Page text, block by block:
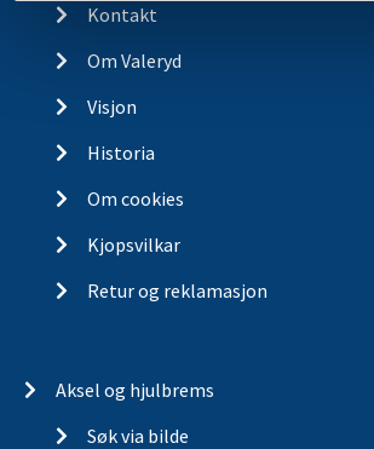
Kontakt
Om Valeryd
Visjon
Historia
Om cookies
Kjopsvilkar
Retur og reklamasjon
Aksel og hjulbrems
Søk via bilde